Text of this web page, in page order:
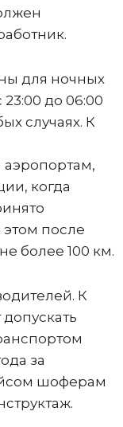
для ночных
до 06:00
случаях. К
когда
после
более 100 км.
К
за
шоферам